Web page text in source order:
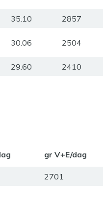
35.10 2857
30.06 2504
29.60 2410
gr V+E/dag
2701